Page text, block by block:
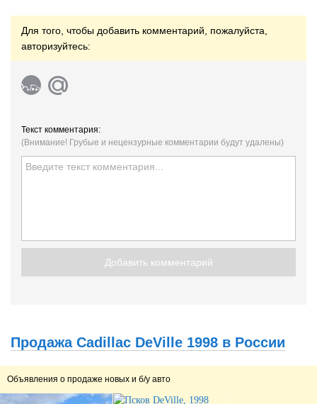
Для того, чтобы добавить комментарий, пожалуйста,
авторизуйтесь:
Текст комментария:
(Внимание! Грубые и нецензурные комментарии будут удалены)
Добавить комментарий
Продажа Cadillac DeVille 1998 в России
Объявления о продаже новых и б/у авто